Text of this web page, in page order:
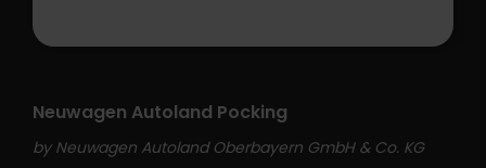
Neuwagen Autoland Pocking
by Neuwagen Autoland Oberbayern GmbH & Co. KG